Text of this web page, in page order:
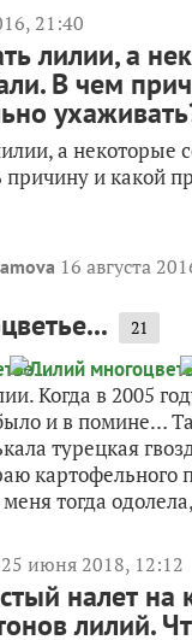
21:40
лилии, а
В чем
а некоторые
причину и какой
16 августа
21
Когда в 2005
и в помине…
турецкая
картофельного
тогда
25 июня 2018, 12:12
налет на
лилий.